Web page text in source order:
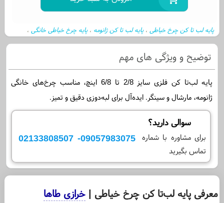
پایه لب تا کن چرخ خیاطی ، پایه لب تا کن ژانومه ، پایه چرخ خیاطی خانگی ،
توضیح و ویژگی های مهم
پایه لب‌تا کن فلزی سایز 2/8 تا 6/8 اینچ، مناسب چرخ‌های خانگی
ژانومه، مارشال و سینگر. ایده‌آل برای لبه‌دوزی دقیق و تمیز.
سوالی دارید؟
برای مشاوره با شماره 09057983075- 02133808507
تماس بگیرید
معرفی پایه لب‌تا کن چرخ خیاطی |خرازی طاها